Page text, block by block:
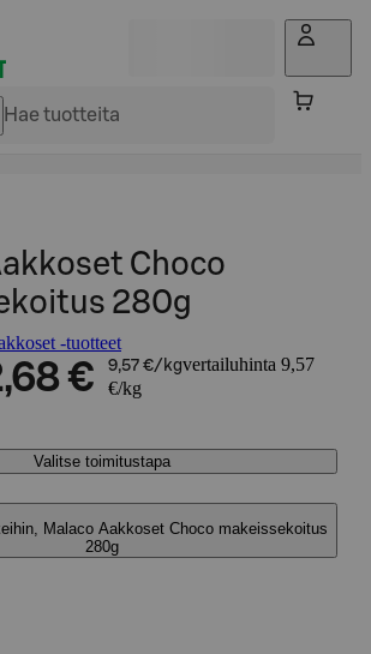
Choco
280g
-tuotteet
€ 9,57 €/kgvertailuhinta 9,57
€/kg
Valitse toimitustapa
Malaco Aakkoset Choco makeissekoitus
280g